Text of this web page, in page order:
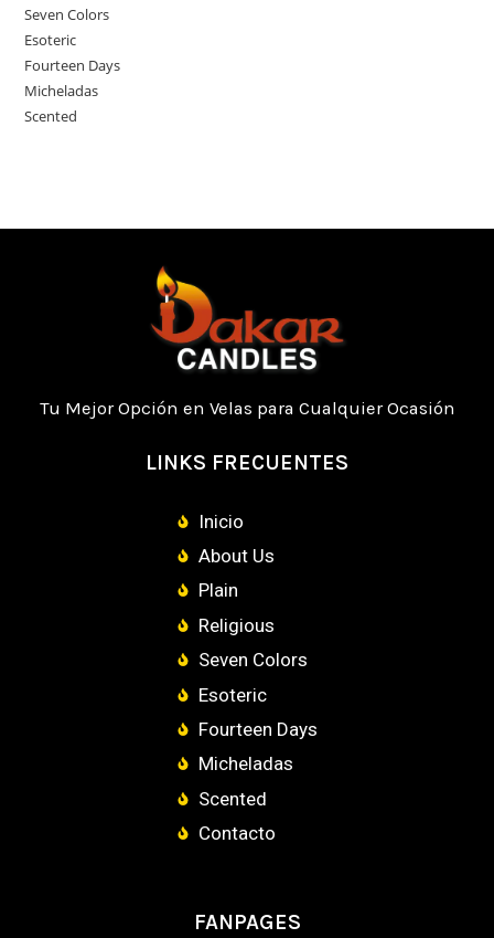
Seven Colors
Esoteric
Fourteen Days
Micheladas
Scented
Tu Mejor Opción en Velas para Cualquier Ocasión
LINKS FRECUENTES
Inicio
About Us
Plain
Religious
Seven Colors
Esoteric
Fourteen Days
Micheladas
Scented
Contacto
FANPAGES